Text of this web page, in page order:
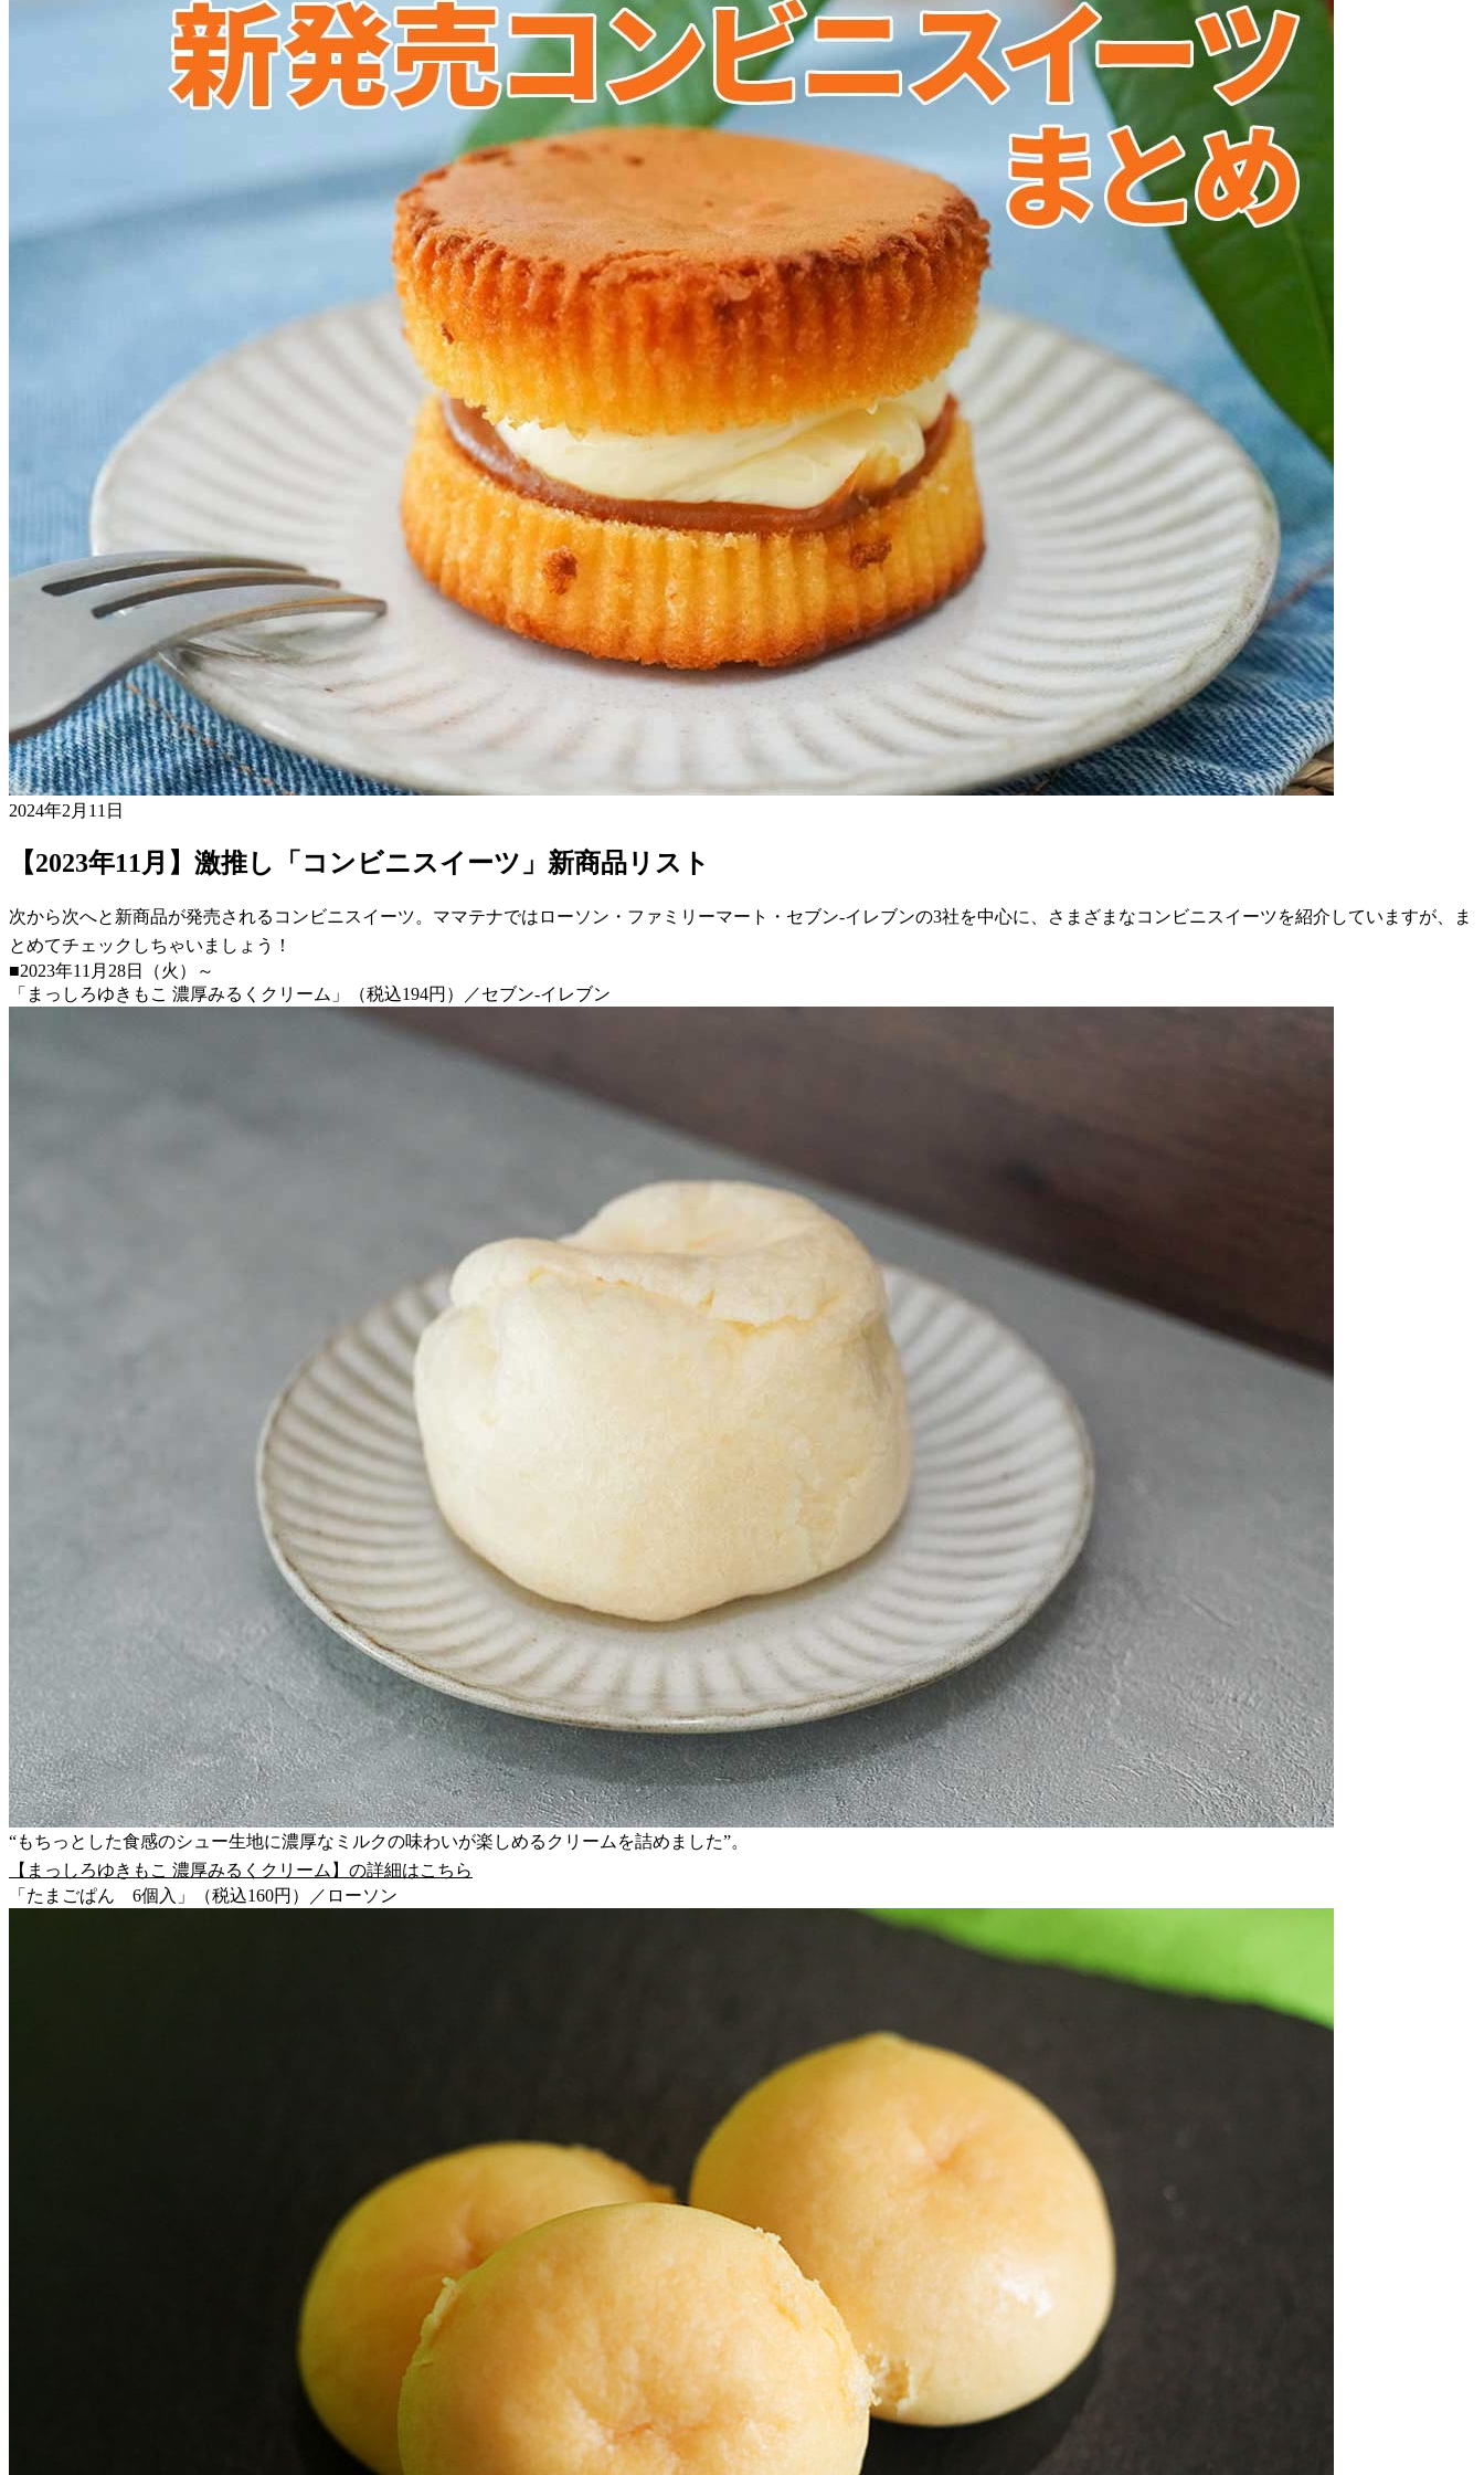
2024年2月11日
【2023年11月】激推し「コンビニスイーツ」新商品リスト
次から次へと新商品が発売されるコンビニスイーツ。ママテナではローソン・ファミリーマート・セブン-イレブンの3社を中心に、さまざまなコンビニスイーツを紹介していますが、ま
とめてチェックしちゃいましょう！
■2023年11月28日（火）～
「まっしろゆきもこ 濃厚みるくクリーム」（税込194円）／セブン-イレブン
“もちっとした食感のシュー生地に濃厚なミルクの味わいが楽しめるクリームを詰めました”。
【まっしろゆきもこ 濃厚みるくクリーム】の詳細はこちら
「たまごぱん 6個入」（税込160円）／ローソン